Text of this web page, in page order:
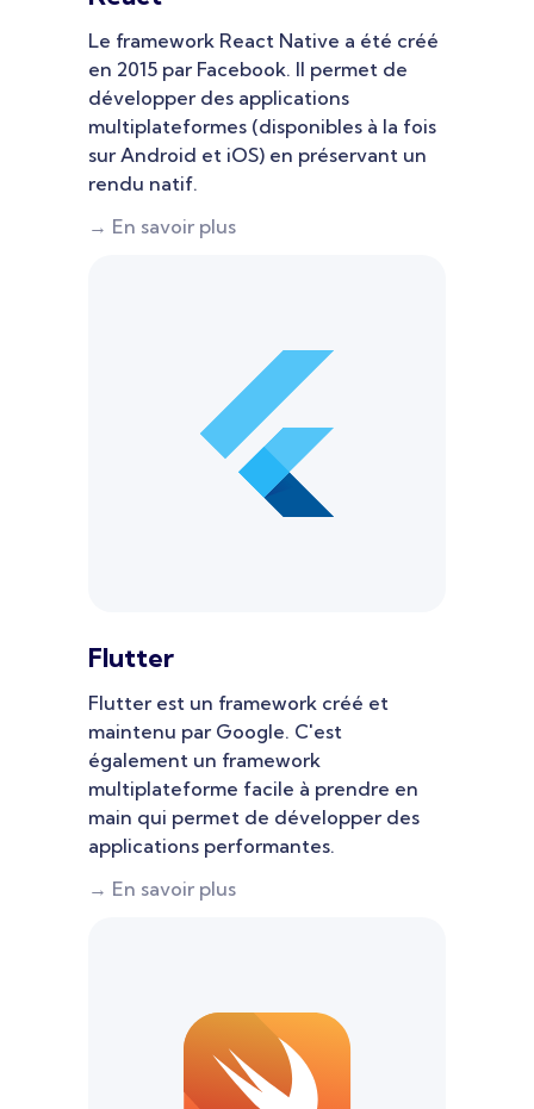
Le framework React Native a été créé
en 2015 par Facebook. Il permet de
développer des applications
multiplateformes (disponibles à la fois
sur Android et iOS) en préservant un
rendu natif.
→ En savoir plus
Flutter
Flutter est un framework créé et
maintenu par Google. C'est
également un framework
multiplateforme facile à prendre en
main qui permet de développer des
applications performantes.
→ En savoir plus